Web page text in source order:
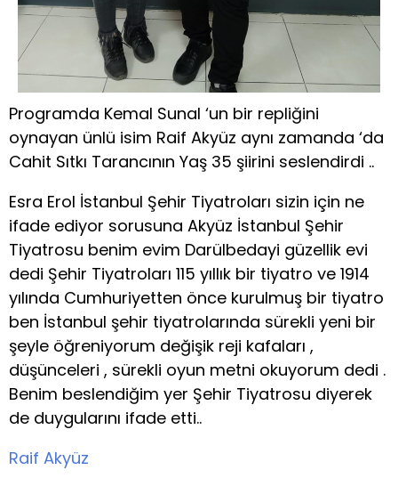
Programda Kemal Sunal ‘un bir repliğini
oynayan ünlü isim Raif Akyüz aynı zamanda ‘da
Cahit Sıtkı Tarancının Yaş 35 şiirini seslendirdi ..
Esra Erol İstanbul Şehir Tiyatroları sizin için ne
ifade ediyor sorusuna Akyüz İstanbul Şehir
Tiyatrosu benim evim Darülbedayi güzellik evi
dedi Şehir Tiyatroları 115 yıllık bir tiyatro ve 1914
yılında Cumhuriyetten önce kurulmuş bir tiyatro
ben İstanbul şehir tiyatrolarında sürekli yeni bir
şeyle öğreniyorum değişik reji kafaları ,
düşünceleri , sürekli oyun metni okuyorum dedi .
Benim beslendiğim yer Şehir Tiyatrosu diyerek
de duygularını ifade etti..
Raif Akyüz